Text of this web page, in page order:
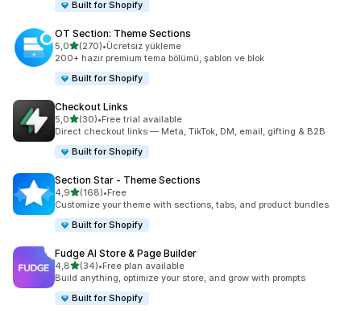
Built for Shopify
OT Section: Theme Sections
5,05 yıldız üzerinden
(270)
toplam 270 değerlendirme
•Ücretsiz yükleme
200+ hazır premium tema bölümü, şablon ve blok
Built for Shopify
Checkout Links
5,05 yıldız üzerinden
(30)
toplam 30 değerlendirme
•Free trial available
Direct checkout links — Meta, TikTok, DM, email, gifting & B2B
Built for Shopify
Section Star ‑ Theme Sections
4,95 yıldız üzerinden
(168)
toplam 168 değerlendirme
•Free
Customize your theme with sections, tabs, and product bundles
Built for Shopify
Fudge AI Store & Page Builder
4,85 yıldız üzerinden
(34)
toplam 34 değerlendirme
•Free plan available
Build anything, optimize your store, and grow with prompts
Built for Shopify